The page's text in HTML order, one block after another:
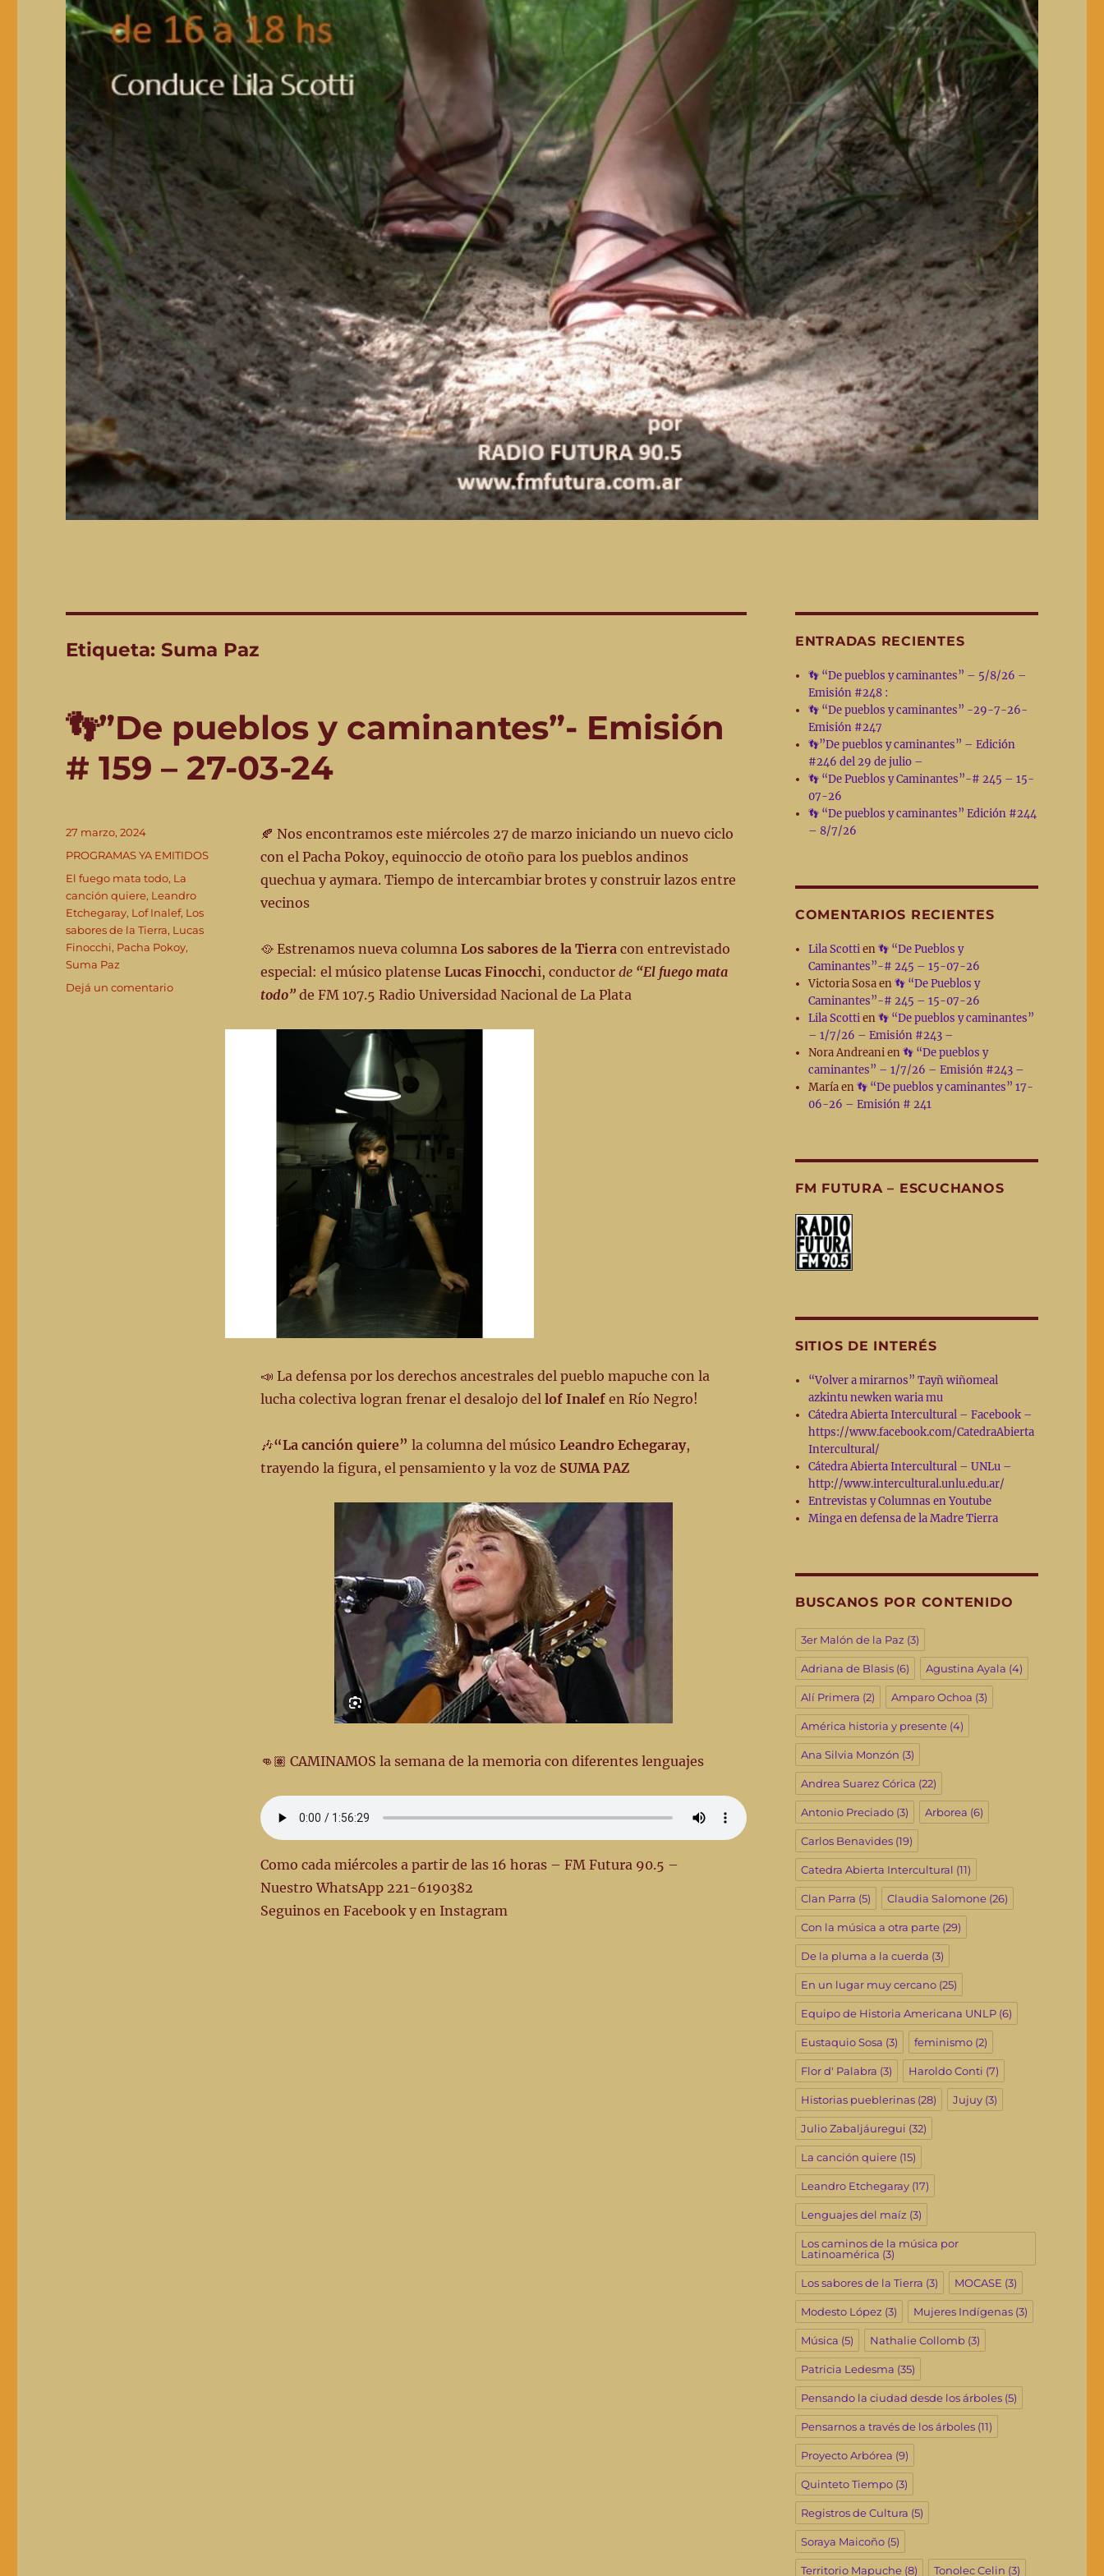
Etiqueta:Suma Paz
👣”De pueblos y caminantes”- Emisión
# 159 – 27-03-24
🍂 Nos encontramos este miércoles 27 de marzo iniciando un nuevo ciclo
con el Pacha Pokoy, equinoccio de otoño para los pueblos andinos
quechua y aymara. Tiempo de intercambiar brotes y construir lazos entre
vecinos
🥘 Estrenamos nueva columna Los sabores de la Tierracon entrevistado
especial: el músico platense Lucas Finocchi, conductor de “El fuego mata
todo” de FM 107.5 Radio Universidad Nacional de La Plata
📣 La defensa por los derechos ancestrales del pueblo mapuche con la
lucha colectiva logran frenar el desalojo del lof Inalef en Río Negro!
🎶“La canción quiere” la columna del músico Leandro Echegaray,
trayendo la figura, el pensamiento y la voz de SUMA PAZ
👊🏽 CAMINAMOS la semana de la memoria con diferentes lenguajes
Como cada miércoles a partir de las 16 horas – FM Futura 90.5 –
Nuestro WhatsApp 221-6190382
Seguinos en Facebook y en Instagram
Publicado
el
27 marzo, 2024
Categorías
PROGRAMAS YA EMITIDOS
Etiquetas
El fuego mata todo, La
canción quiere, Leandro
Etchegaray, Lof Inalef, Los
sabores de la Tierra, Lucas
Finocchi, Pacha Pokoy,
Suma Paz
Dejá un comentarioen
ENTRADAS RECIENTES
👣 “De pueblos y caminantes” – 5/8/26 –
Emisión #248 :
👣 “De pueblos y caminantes” -29-7-26-
Emisión #247
👣”De pueblos y caminantes” – Edición
#246 del 29 de julio –
👣 “De Pueblos y Caminantes”-# 245 – 15-
07-26
👣 “De pueblos y caminantes” Edición #244
– 8/7/26
COMENTARIOS RECIENTES
Lila Scottien👣 “De Pueblos y
Caminantes”-# 245 – 15-07-26
Victoria Sosaen👣 “De Pueblos y
Caminantes”-# 245 – 15-07-26
Lila Scottien👣 “De pueblos y caminantes”
– 1/7/26 – Emisión #243 –
Nora Andreanien👣 “De pueblos y
caminantes” – 1/7/26 – Emisión #243 –
Maríaen👣 “De pueblos y caminantes” 17-
06-26 – Emisión # 241
FM FUTURA – ESCUCHANOS
SITIOS DE INTERÉS
“Volver a mirarnos” Tayñ wiñomeal
azkintu newken waria mu
Cátedra Abierta Intercultural – Facebook –
https://www.facebook.com/CatedraAbierta
Intercultural/
Cátedra Abierta Intercultural – UNLu –
http://www.intercultural.unlu.edu.ar/
Entrevistas y Columnas en Youtube
Minga en defensa de la Madre Tierra
BUSCANOS POR CONTENIDO
3er Malón de la Paz (3)
Adriana de Blasis(6) Agustina Ayala (4)
Alí Primera (2) Amparo Ochoa (3)
América historia y presente(4)
Ana Silvia Monzón (3)
Andrea Suarez Córica (22)
Antonio Preciado(3) Arborea (6)
Carlos Benavides(19)
Catedra Abierta Intercultural (11)
Clan Parra (5) Claudia Salomone(26)
Con la música a otra parte(29)
De la pluma a la cuerda (3)
En un lugar muy cercano(25)
Equipo de Historia Americana UNLP(6)
Eustaquio Sosa (3) feminismo(2)
Flor d' Palabra (3) Haroldo Conti (7)
Historias pueblerinas(28) Jujuy(3)
Julio Zabaljáuregui (32)
La canción quiere(15)
Leandro Etchegaray(17)
Lenguajes del maíz (3)
Los caminos de la música por
Latinoamérica (3)
Los sabores de la Tierra (3) MOCASE (3)
Modesto López (3) Mujeres Indígenas(3)
Música (5) Nathalie Collomb(3)
Patricia Ledesma (35)
Pensando la ciudad desde los árboles(5)
Pensarnos a través de los árboles(11)
Proyecto Arbórea (9)
Quinteto Tiempo(3)
Registros de Cultura (5)
Soraya Maicoño(5)
Territorio Mapuche(8) Tonolec Celin (3)